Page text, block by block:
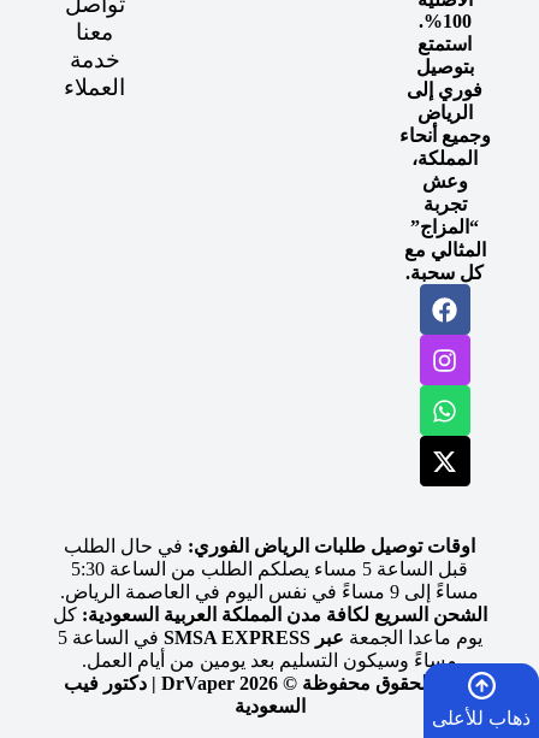
100%.
استمتع
بتوصيل
فوري إلى
الرياض
وجميع أنحاء
المملكة،
وعش
تجربة
“المزاج”
المثالي مع
كل سحبة.
معنا
خدمة
العملاء
اوقات توصيل طلبات الرياض الفوري: في حال الطلب
قبل الساعة 5 مساء يصلكم الطلب من الساعة 5:30
مساءً إلى 9 مساءً في نفس اليوم في العاصمة الرياض.
الشحن السريع لكافة مدن المملكة العربية السعودية: كل
يوم ماعدا الجمعة عبر SMSA EXPRESS
في الساعة 5
مساءً وسيكون التسليم بعد يومين من أيام العمل.
جميع الحقوق محفوظة © 2026 DrVaper | دكتور فيب
السعودية
ذهاب للأعلى